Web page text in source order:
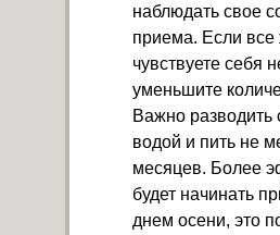
наблюдать свое
приема. Если
чувствуете себя
уменьшите
Важно разводить
водой и пить не
месяцев. Более
будет начинать
днем осени, это